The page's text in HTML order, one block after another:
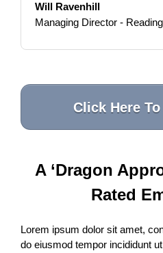
Will Ravenhill
Managing Director -
Click Here
A ‘Dragon
Rated
Lorem ipsum dolor sit amet,
do eiusmod tempor incididunt